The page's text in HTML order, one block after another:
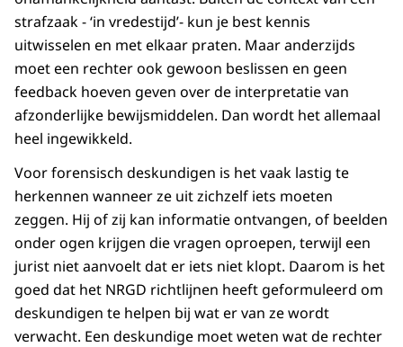
strafzaak - ‘in vredestijd’- kun je best kennis
uitwisselen en met elkaar praten. Maar anderzijds
moet een rechter ook gewoon beslissen en geen
feedback hoeven geven over de interpretatie van
afzonderlijke bewijsmiddelen. Dan wordt het allemaal
heel ingewikkeld.
Voor forensisch deskundigen is het vaak lastig te
herkennen wanneer ze uit zichzelf iets moeten
zeggen. Hij of zij kan informatie ontvangen, of beelden
onder ogen krijgen die vragen oproepen, terwijl een
jurist niet aanvoelt dat er iets niet klopt. Daarom is het
goed dat het NRGD richtlijnen heeft geformuleerd om
deskundigen te helpen bij wat er van ze wordt
verwacht. Een deskundige moet weten wat de rechter